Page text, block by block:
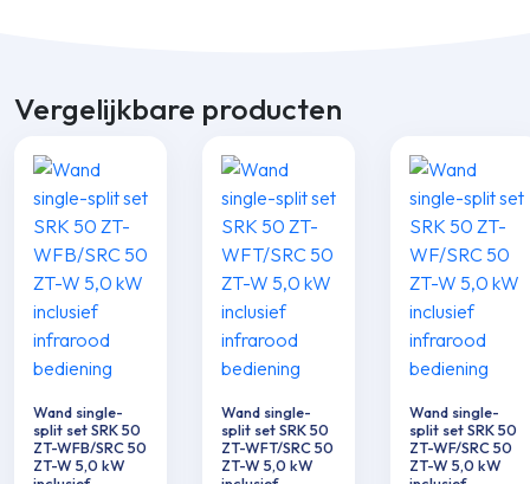
Vergelijkbare producten
Wand single-
split set SRK 50
ZT-WFB/SRC 50
ZT-W 5,0 kW
Wand single-
split set SRK 50
ZT-WFT/SRC 50
ZT-W 5,0 kW
Wand single-
split set SRK 50
ZT-WF/SRC 50
ZT-W 5,0 kW